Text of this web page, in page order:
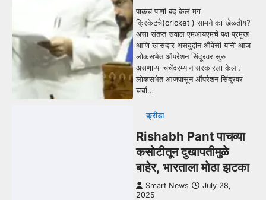
पाकचं पाणी बंद केलं मग
क्रिकेटचे(cricket ) सामने का खेळतोय?
असा संतप्त सवाल एमआयएमचे पक्ष प्रमुख
आणि खासदार असदुद्दीन औवेसी यांनी आज
लोकसभेत ऑपरेशन सिंदूरवर सुरु
असणाऱ्या चर्चेदरम्यान सरकारला केला.
लोकसभेत आजपासून ऑपरेशन सिंदूरवर
चर्चा…
क्रीडा
Rishabh Pant पाचव्या
कसोटीतून दुखापतीमुळे
बाहेर, भारताला मोठा झटका
Smart News
July 28,
2025